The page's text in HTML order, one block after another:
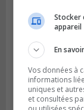
Stocker
appareil
En
Vos données à
informations
uniques et
et consultées